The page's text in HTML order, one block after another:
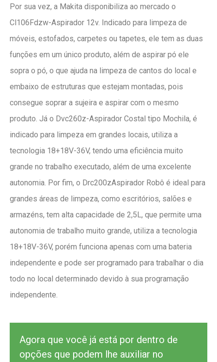
Por sua vez, a Makita disponibiliza ao mercado o
Cl106Fdzw-Aspirador 12v. Indicado para limpeza de
móveis, estofados, carpetes ou tapetes, ele tem as duas
funções em um único produto, além de aspirar pó ele
sopra o pó, o que ajuda na limpeza de cantos do local e
embaixo de estruturas que estejam montadas, pois
consegue soprar a sujeira e aspirar com o mesmo
produto. Já o Dvc260z-Aspirador Costal tipo Mochila, é
indicado para limpeza em grandes locais, utiliza a
tecnologia 18+18V-36V, tendo uma eficiência muito
grande no trabalho executado, além de uma excelente
autonomia. Por fim, o Drc200zAspirador Robô é ideal para
grandes áreas de limpeza, como escritórios, salões e
armazéns, tem alta capacidade de 2,5L, que permite uma
autonomia de trabalho muito grande, utiliza a tecnologia
18+18V-36V, porém funciona apenas com uma bateria
independente e pode ser programado para trabalhar o dia
todo no local determinado devido à sua programação
independente.
Agora que você já está por dentro de
opções que podem lhe auxiliar no